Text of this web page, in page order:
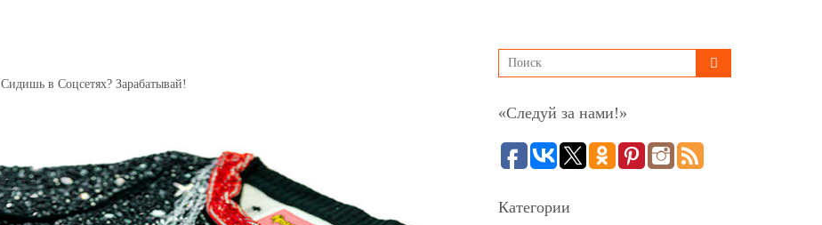
Сидишь в Соцсетях? Зарабатывай!
«Следуй за нами!»
Категории